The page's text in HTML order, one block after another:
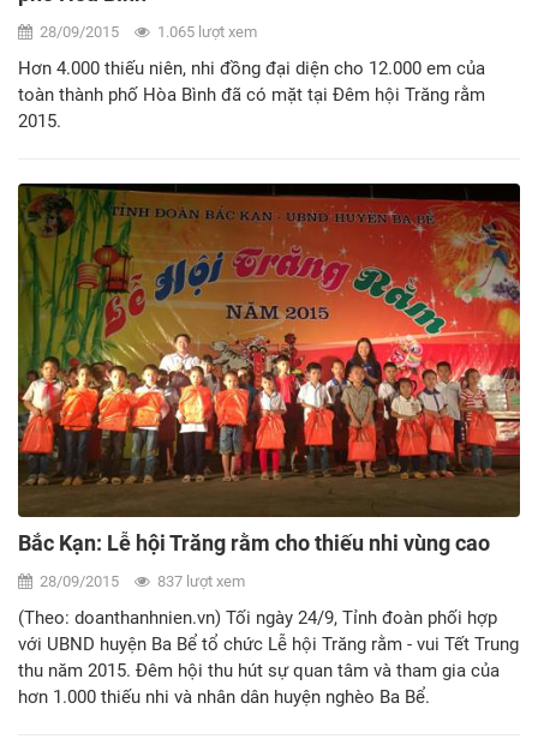
28/09/2015 1.065 lượt xem
Hơn 4.000 thiếu niên, nhi đồng đại diện cho 12.000 em của
toàn thành phố Hòa Bình đã có mặt tại Đêm hội Trăng rằm
2015.
Bắc Kạn: Lễ hội Trăng rằm cho thiếu nhi vùng cao
28/09/2015 837 lượt xem
(Theo: doanthanhnien.vn) Tối ngày 24/9, Tỉnh đoàn phối hợp
với UBND huyện Ba Bể tổ chức Lễ hội Trăng rằm - vui Tết Trung
thu năm 2015. Đêm hội thu hút sự quan tâm và tham gia của
hơn 1.000 thiếu nhi và nhân dân huyện nghèo Ba Bể.